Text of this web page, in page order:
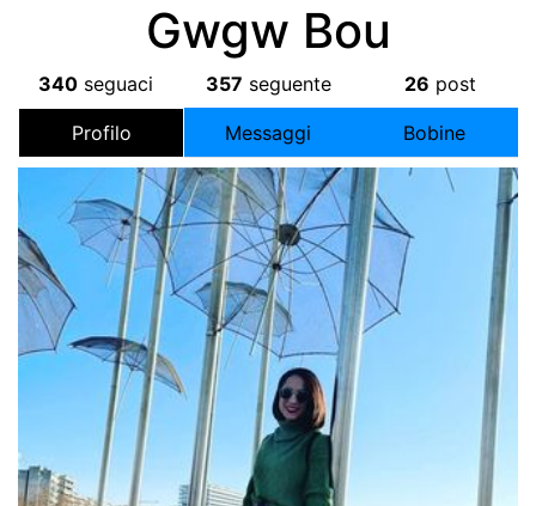
Gwgw Bou
340 seguaci 357 seguente 26 post
Profilo Messaggi Bobine